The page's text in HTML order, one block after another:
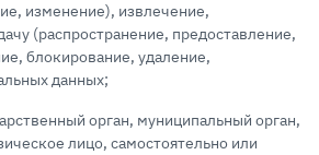
изменение), извлечение,
(распространение, предоставление,
блокирование, удаление,
данных;
орган, муниципальный орган,
лицо, самостоятельно или